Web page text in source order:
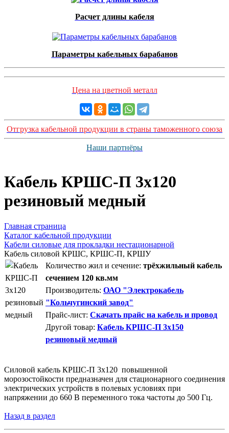
Расчет длины кабеля
Параметры кабельных барабанов
Цена на цветной металл
Отгрузка кабельной продукции в страны таможенного союза
Наши партнёры
Кабель КРШС-П 3x120
резиновый медный
Главная страница
Каталог кабельной продукции
Кабели силовые для прокладки нестационарной
Кабель силовой КРШС, КРШС-П, КРШУ
Количество жил и сечение: трёхжильный кабель
сечением 120 кв.мм
Производитель: ОАО "Электрокабель
"Кольчугинский завод"
Прайс-лист: Скачать прайс на кабель и провод
Другой товар: Кабель КРШС-П 3x150
резиновый медный
Силовой кабель КРШС-П 3x120 повышенной
морозостойкости предназначен для стационарного соединения
электрических устройств в полевых условиях при
напряжении до 660 В переменного тока частоты до 500 Гц.
Назад в раздел